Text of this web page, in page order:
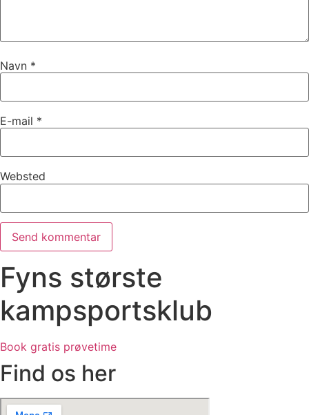
Navn *
E-mail *
Websted
Fyns største
kampsportsklub
Book gratis prøvetime
Find os her